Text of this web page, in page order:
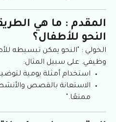
المقدم : ما هي
النحو للأطفال؟
الخولي : "النحو يمكن تبسيطه
وظيفي. على سبيل المثال:
استخدام أمثلة يومية
الاستعانة بالقصص
ممتعًا."